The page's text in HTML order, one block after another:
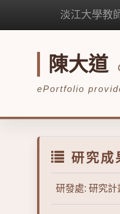
淡江大學教
陳大道
ePortfolio
研究成
研發處: 研究計